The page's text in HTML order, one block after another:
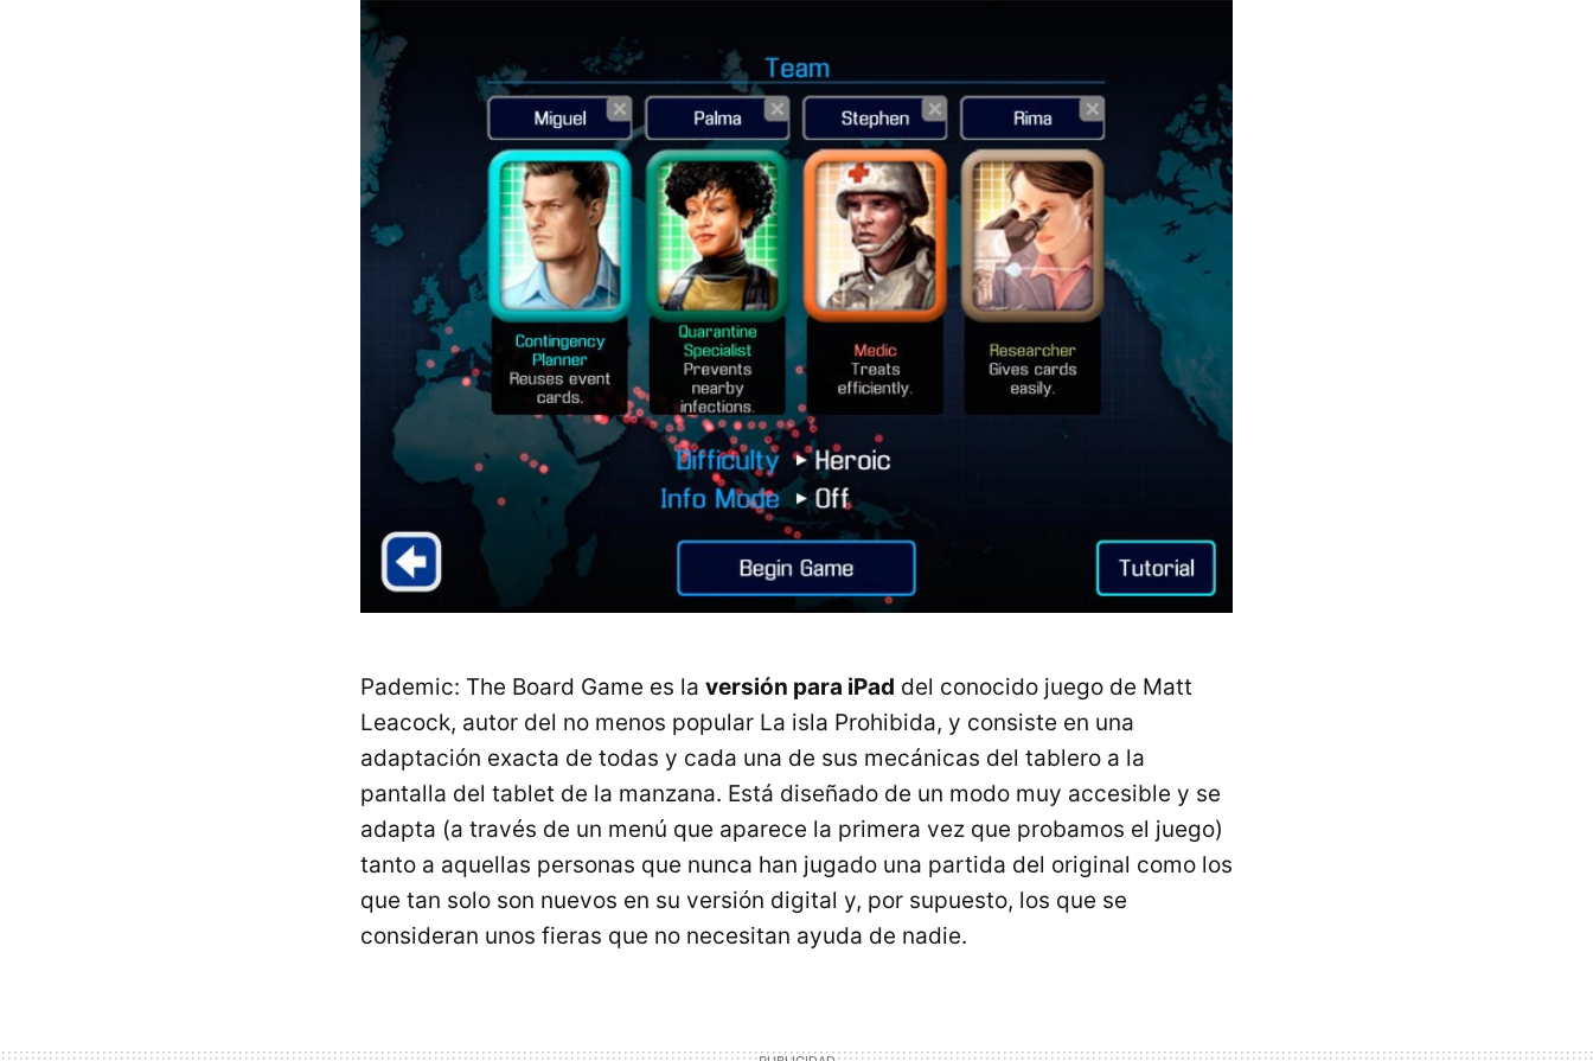
Pademic: The Board Game es la versión para iPad del conocido juego de Matt
Leacock, autor del no menos popular La isla Prohibida, y consiste en una
adaptación exacta de todas y cada una de sus mecánicas del tablero a la
pantalla del tablet de la manzana. Está diseñado de un modo muy accesible y se
adapta (a través de un menú que aparece la primera vez que probamos el juego)
tanto a aquellas personas que nunca han jugado una partida del original como los
que tan solo son nuevos en su versión digital y, por supuesto, los que se
consideran unos fieras que no necesitan ayuda de nadie.